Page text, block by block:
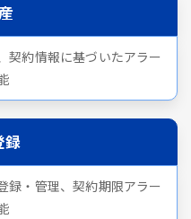
契約情報に基づいたアラー
録
録・管理、契約期限アラー